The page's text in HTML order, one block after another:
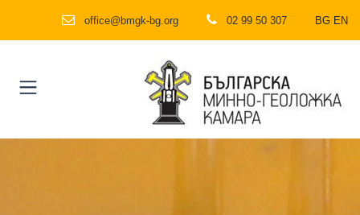
office@bmgk-bg.org 02 99 50 307 BG EN